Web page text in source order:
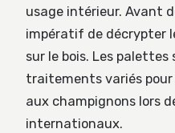
usage intérieur. Avant
impératif de décrypter
sur le bois. Les palettes
traitements variés
aux champignons lors
internationaux.